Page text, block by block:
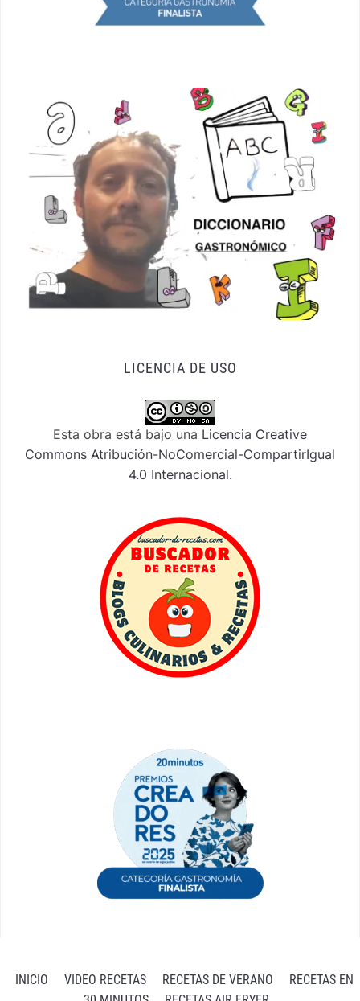
LICENCIA DE USO
Esta obra está bajo una Licencia Creative
Commons Atribución-NoComercial-CompartirIgual
4.0 Internacional.
INICIO VIDEO RECETAS RECETAS DE VERANO
RECETAS EN